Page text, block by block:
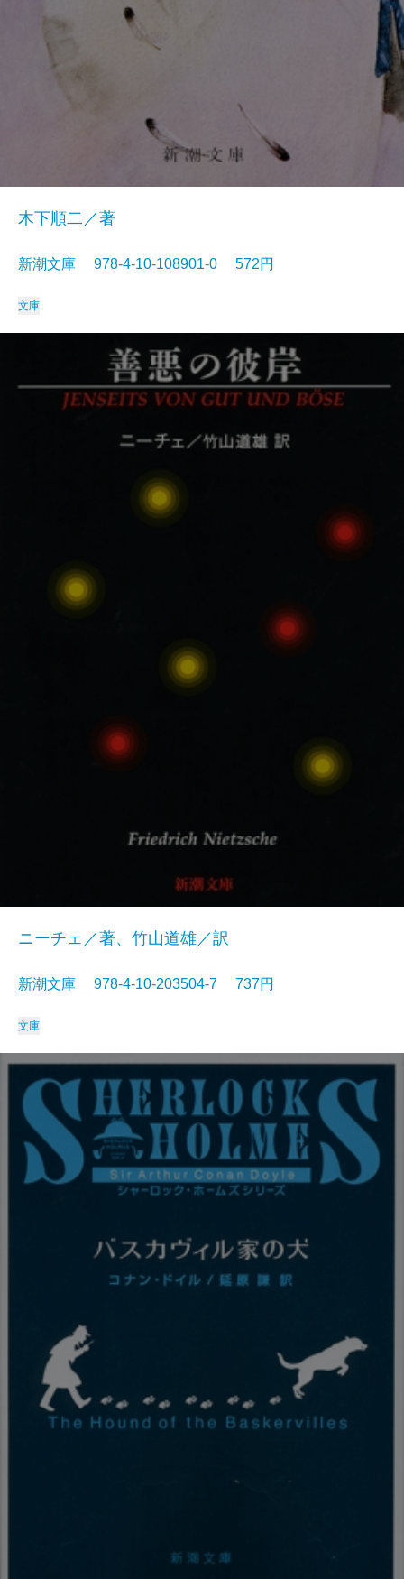
木下順二／著
新潮文庫 978-4-10-108901-0 572円
文庫
ニーチェ／著、竹山道雄／訳
新潮文庫 978-4-10-203504-7 737円
文庫